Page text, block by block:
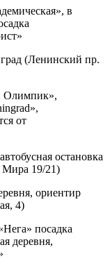
в
(Ленинский пр.
Олимпик»,
от
остановка
Мира 19/21)
ориентир
4)
посадка
деревня,